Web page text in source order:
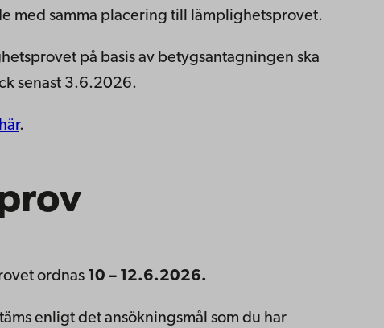
med samma placering till lämplighetsprovet.
på basis av betygsantagningen ska
senast 3.6.2026.
här.
ordnas 10 – 12.6.2026.
enligt det ansökningsmål som du har